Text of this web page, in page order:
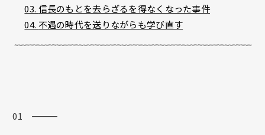
03. 信長のもとを去らざるを得なくなった事件
04. 不遇の時代を送りながらも学び直す
01 ―――